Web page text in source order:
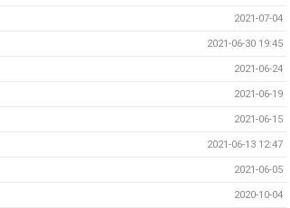
2021-07-04
2021-06-30 19:45
2021-06-24
2021-06-19
2021-06-15
2021-06-13 12:47
2021-06-05
2020-10-04